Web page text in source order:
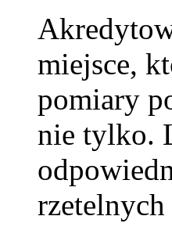
miejsce,
pomiary
nie tylko.